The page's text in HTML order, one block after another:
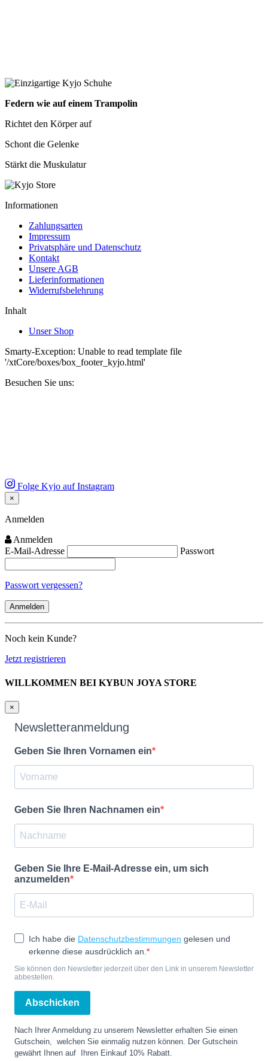
Federn wie auf einem Trampolin
Richtet den Körper auf
Schont die Gelenke
Stärkt die Muskulatur
Informationen
Zahlungsarten
Impressum
Privatsphäre und Datenschutz
Kontakt
Unsere AGB
Lieferinformationen
Widerrufsbelehrung
Inhalt
Unser Shop
Smarty-Exception: Unable to read template file
'/xtCore/boxes/box_footer_kyjo.html'
Besuchen Sie uns:
Folge Kyjo auf Instagram
×
Close
Anmelden
Anmelden
E-Mail-Adresse
Passwort
Passwort vergessen?
Noch kein Kunde?
Jetzt registrieren
WILLKOMMEN BEI KYBUN JOYA STORE
×
Newsletteranmeldung
Geben Sie Ihren Vornamen ein
Geben Sie Ihren Nachnamen ein
Geben Sie Ihre E-Mail-Adresse ein, um sich
anzumelden
Ich habe die Datenschutzbestimmungen gelesen und
erkenne diese ausdrücklich an.
Sie können den Newsletter jederzeit über den Link in unserem Newsletter
abbestellen.
Abschicken
Nach Ihrer Anmeldung zu unserem Newsletter erhalten Sie einen
Gutschein, welchen Sie einmalig nutzen können. Der Gutschein
gewährt Ihnen auf Ihren Einkauf 10% Rabatt.